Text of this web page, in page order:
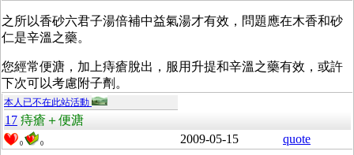
之所以香砂六君子湯倍補中益氣湯才有效，問題應在木香和砂
仁是辛溫之藥。
您經常便溏，加上痔瘡脫出，服用升提和辛溫之藥有效，或許
下次可以考慮附子劑。
本人已不在此站活動
17 痔瘡＋便溏
0 0 2009-05-15 quote